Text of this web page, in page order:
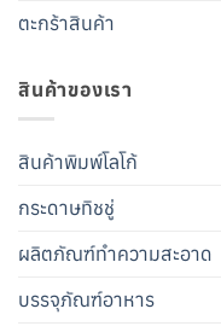
ตะกร้าสินค้า
สินค้าของเรา
สินค้าพิมพ์โลโก้
กระดาษทิชชู่
ผลิตภัณฑ์ทำความสะอาด
บรรจุภัณฑ์อาหาร